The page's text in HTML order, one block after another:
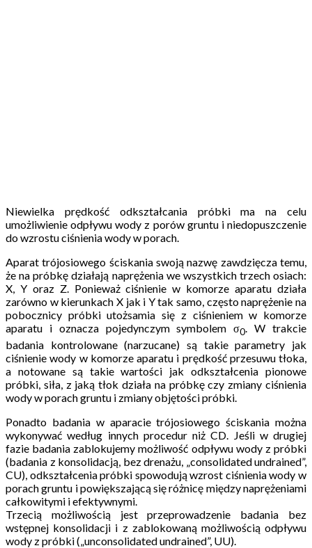
Niewielka prędkość odkształcania próbki ma na celu
umożliwienie odpływu wody z porów gruntu i niedopuszczenie
do wzrostu ciśnienia wody w porach.
Aparat trójosiowego ściskania swoją nazwę zawdzięcza temu,
że na próbkę działają naprężenia we wszystkich trzech osiach:
X, Y oraz Z. Ponieważ ciśnienie w komorze aparatu działa
zarówno w kierunkach X jak i Y tak samo, często naprężenie na
pobocznicy próbki utożsamia się z ciśnieniem w komorze
aparatu i oznacza pojedynczym symbolem σ0. W trakcie
badania kontrolowane (narzucane) są takie parametry jak
ciśnienie wody w komorze aparatu i prędkość przesuwu tłoka,
a notowane są takie wartości jak odkształcenia pionowe
próbki, siła, z jaką tłok działa na próbkę czy zmiany ciśnienia
wody w porach gruntu i zmiany objętości próbki.
Ponadto badania w aparacie trójosiowego ściskania można
wykonywać według innych procedur niż CD. Jeśli w drugiej
fazie badania zablokujemy możliwość odpływu wody z próbki
(badania z konsolidacją, bez drenażu, „consolidated undrained”,
CU), odkształcenia próbki spowodują wzrost ciśnienia wody w
porach gruntu i powiększającą się różnicę między naprężeniami
całkowitymi i efektywnymi.
Trzecią możliwością jest przeprowadzenie badania bez
wstępnej konsolidacji i z zablokowaną możliwością odpływu
wody z próbki („unconsolidated undrained”, UU).